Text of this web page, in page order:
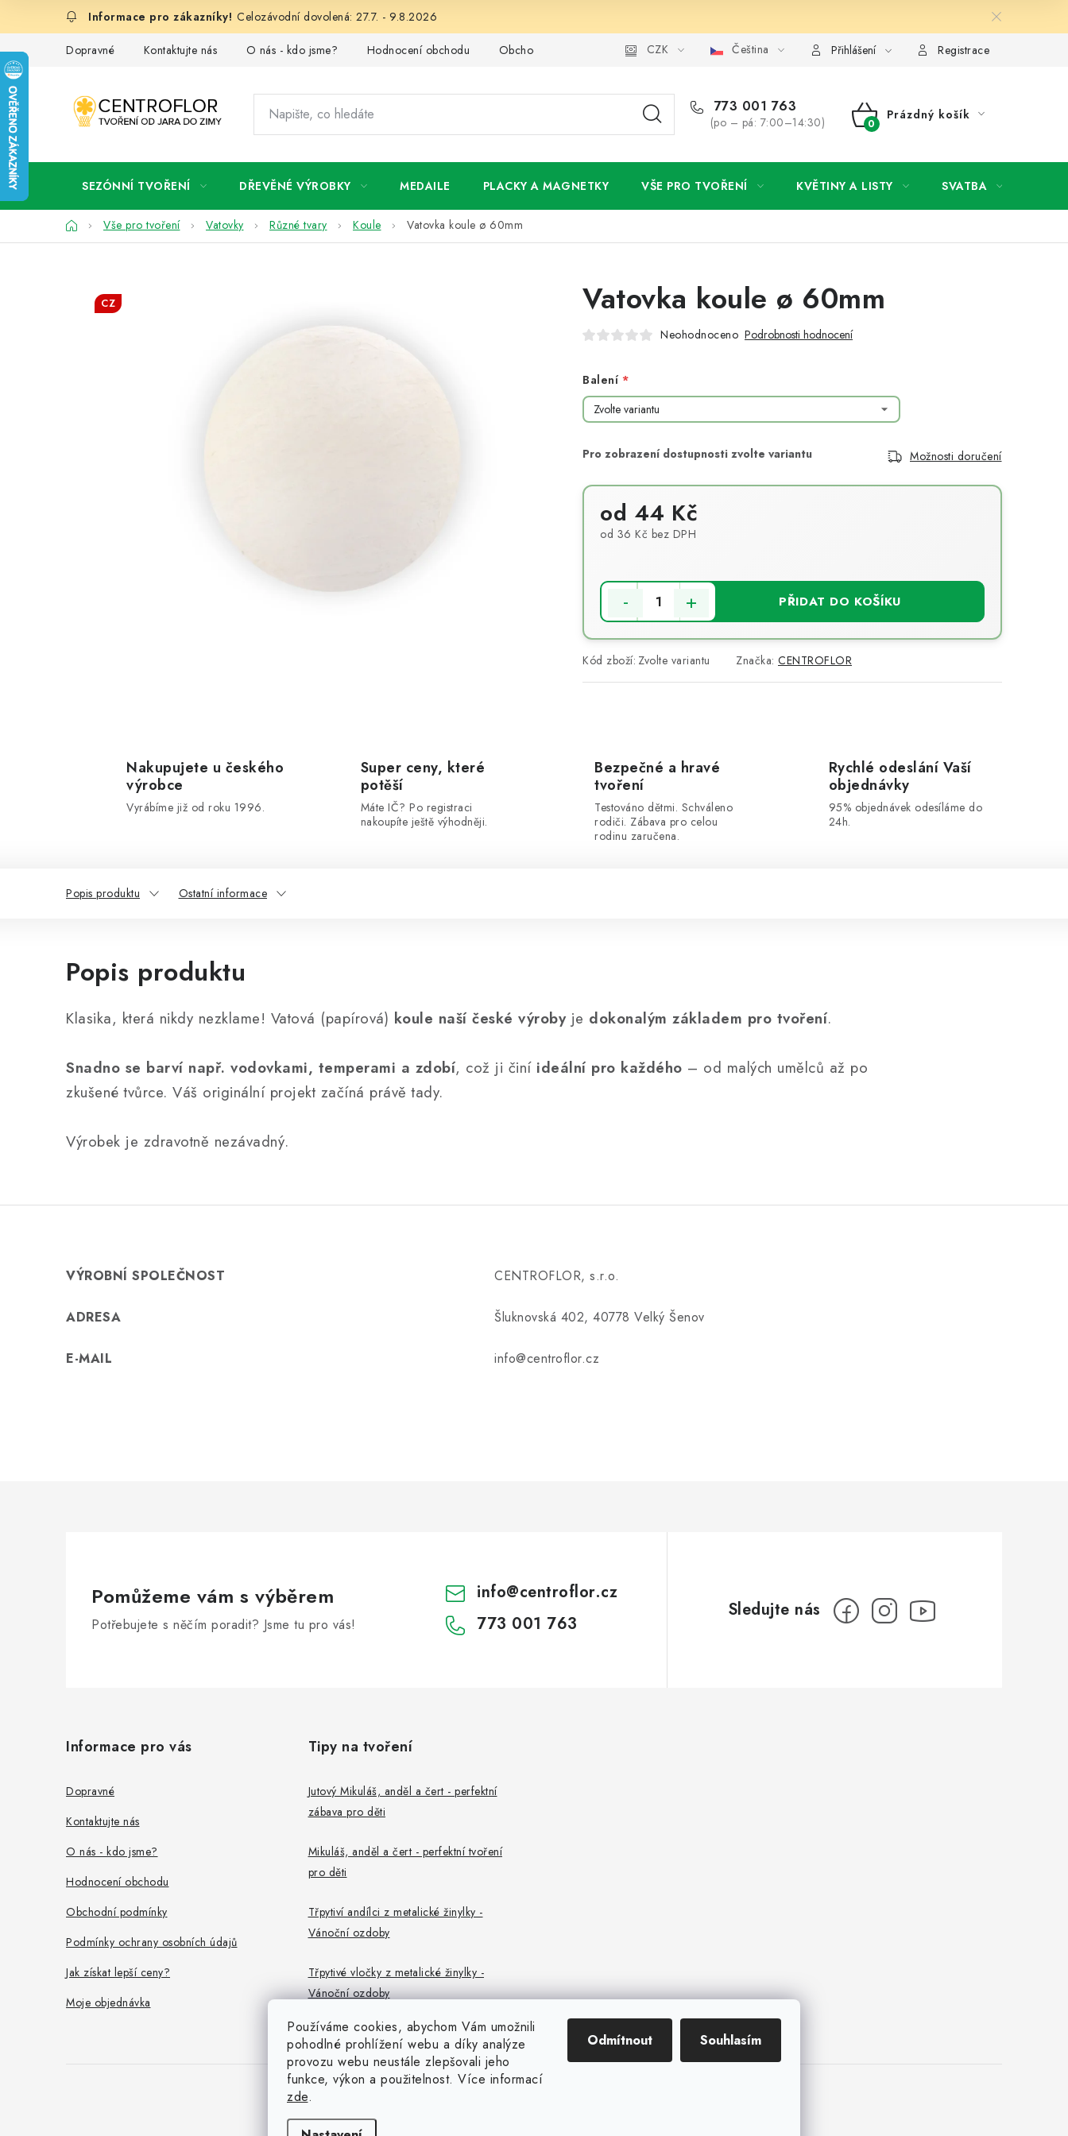
Používáme cookies, abychom Vám umožnili
pohodlné prohlížení webu a díky analýze
provozu webu neustále zlepšovali jeho
funkce, výkon a použitelnost. Více informací
zde.
Odmítnout Souhlasím
Celozávodní dovolená: 27.7. - 9.8.2026
Dopravné Kontaktujte nás O nás - kdo jsme? Hodnocení obchodu Obchodní podmínky Podmínky ochrany osobních údajů Jak získat lepší ceny? Moje objednávka
CZK Čeština Přihlášení Registrace
773 001 763
(po – pá: 7:00–14:30)
NÁKUPNÍ
Prázdný košík
SEZÓNNÍ TVOŘENÍ DŘEVĚNÉ VÝROBKY MEDAILE PLACKY A MAGNETKY VŠE PRO TVOŘENÍ KVĚTINY A LISTY SVATBA
DomůVše pro tvoření Vatovky Různé tvary Koule Vatovka koule ø 60mm
Vatovka koule ø 60mm
Neohodnoceno Podrobnosti hodnocení
Balení
Možnosti doručení
od 44 Kč
od 36 Kč bez DPH
PŘIDAT DO KOŠÍKU
Kód zboží: Zvolte variantu Značka: CENTROFLOR
CZ
Nakupujete u českého
výrobce
Vyrábíme již od roku 1996.
Super ceny, které
potěší
Máte IČ? Po registraci
nakoupíte ještě výhodněji.
Bezpečné a hravé
tvoření
Testováno dětmi. Schváleno
rodiči. Zábava pro celou
rodinu zaručena.
Rychlé odeslání Vaší
objednávky
95% objednávek odesíláme do
24h.
Popis produktu Ostatní informace
Popis produktu
Klasika, která nikdy nezklame! Vatová (papírová) koule naší české výrobyje dokonalým základem pro tvoření.
Snadno se barví např. vodovkami, temperami a zdobí, což ji činí ideální pro každého – od malých umělců až po
zkušené tvůrce. Váš originální projekt začíná právě tady.
Výrobek je zdravotně nezávadný.
VÝROBNÍ SPOLEČNOST CENTROFLOR, s.r.o.
ADRESA Šluknovská 402, 40778 Velký Šenov
E-MAIL info@centroflor.cz
Pomůžeme vám s výběrem
Potřebujete s něčím poradit? Jsme tu pro vás!
info@centroflor.cz
773 001 763
Informace pro vás
Dopravné
Kontaktujte nás
O nás - kdo jsme?
Hodnocení obchodu
Obchodní podmínky
Podmínky ochrany osobních údajů
Jak získat lepší ceny?
Moje objednávka
Tipy na tvoření
Jutový Mikuláš, anděl a čert - perfektní
zábava pro děti
Mikuláš, anděl a čert - perfektní tvoření
pro děti
Třpytiví andílci z metalické žinylky -
Vánoční ozdoby
Třpytivé vločky z metalické žinylky -
Vánoční ozdoby